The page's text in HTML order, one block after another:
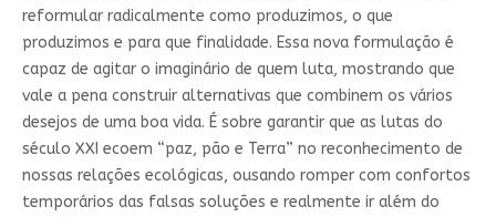
reformular radicalmente como produzimos, o que
produzimos e para que finalidade. Essa nova formulação é
capaz de agitar o imaginário de quem luta, mostrando que
vale a pena construir alternativas que combinem os vários
desejos de uma boa vida. É sobre garantir que as lutas do
século XXI ecoem “paz, pão e Terra” no reconhecimento de
nossas relações ecológicas, ousando romper com confortos
temporários das falsas soluções e realmente ir além do